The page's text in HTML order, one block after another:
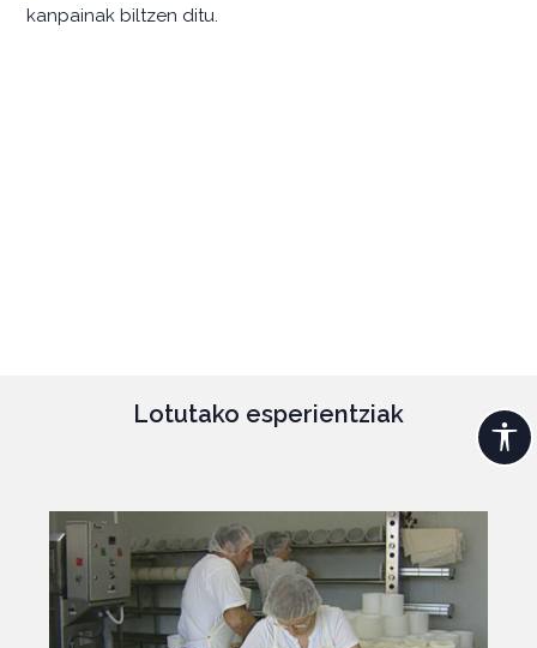
kanpainak biltzen ditu.
Lotutako esperientziak